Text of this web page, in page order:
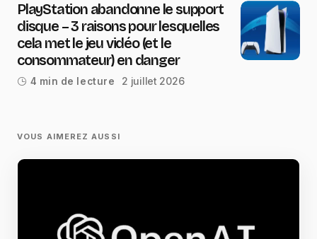
PlayStation abandonne le support
disque – 3 raisons pour lesquelles
cela met le jeu vidéo (et le
consommateur) en danger
4 min de lecture 2 juillet 2026
VOUS AIMEREZ AUSSI